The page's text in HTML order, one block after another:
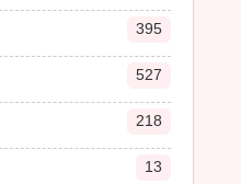
395
527
218
13